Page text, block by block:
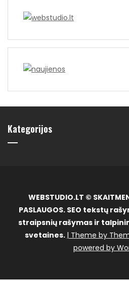
Kategorijos
WEBSTUDIO.LT ©
PASLAUGOS. SEO tekstų
straipsnių rašymas ir
svetaines. | Theme by
powered by